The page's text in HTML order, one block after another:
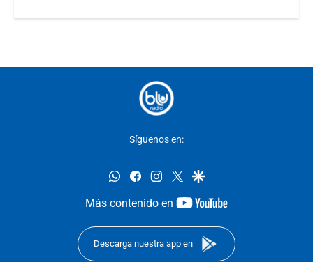
Síguenos en:
whatsappfacebookinstagram
twittergoogle
Más contenido en
youtube-
Descarga nuestra app en